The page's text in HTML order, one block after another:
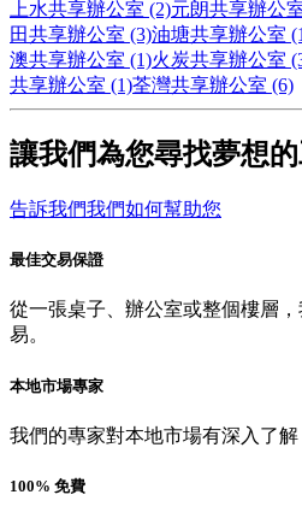
上水共享辦公室 (2)元朗共享辦公
田共享辦公室 (3)油塘共享辦公室
澳共享辦公室 (1)火炭共享辦公室
共享辦公室 (1)荃灣共享辦公室 (6)
讓我們為您尋找夢想的
告訴我們我們如何幫助您
最佳交易保證
從一張桌子、辦公室或整個樓層
易。
本地市場專家
我們的專家對本地市場有深入了解
100% 免費